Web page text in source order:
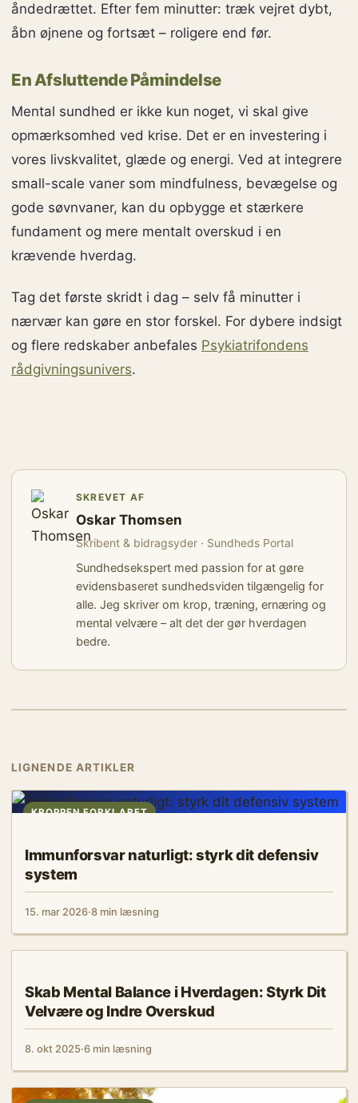
åndedrættet. Efter fem minutter: træk vejret dybt,
åbn øjnene og fortsæt – roligere end før.
En Afsluttende Påmindelse
Mental sundhed er ikke kun noget, vi skal give
opmærksomhed ved krise. Det er en investering i
vores livskvalitet, glæde og energi. Ved at integrere
small-scale vaner som mindfulness, bevægelse og
gode søvnvaner, kan du opbygge et stærkere
fundament og mere mentalt overskud i en
krævende hverdag.
Tag det første skridt i dag – selv få minutter i
nærvær kan gøre en stor forskel. For dybere indsigt
og flere redskaber anbefales Psykiatrifondens
rådgivningsunivers.
SKREVET AF
Oskar Thomsen
Skribent & bidragsyder · Sundheds Portal
Sundhedsekspert med passion for at gøre
evidensbaseret sundhedsviden tilgængelig for
alle. Jeg skriver om krop, træning, ernæring og
mental velvære – alt det der gør hverdagen
bedre.
LIGNENDE ARTIKLER
KROPPEN FORKLARET
Immunforsvar naturligt: styrk dit defensiv
system
15. mar 2026·8 min læsning
Skab Mental Balance i Hverdagen: Styrk Dit
Velvære og Indre Overskud
8. okt 2025·6 min læsning